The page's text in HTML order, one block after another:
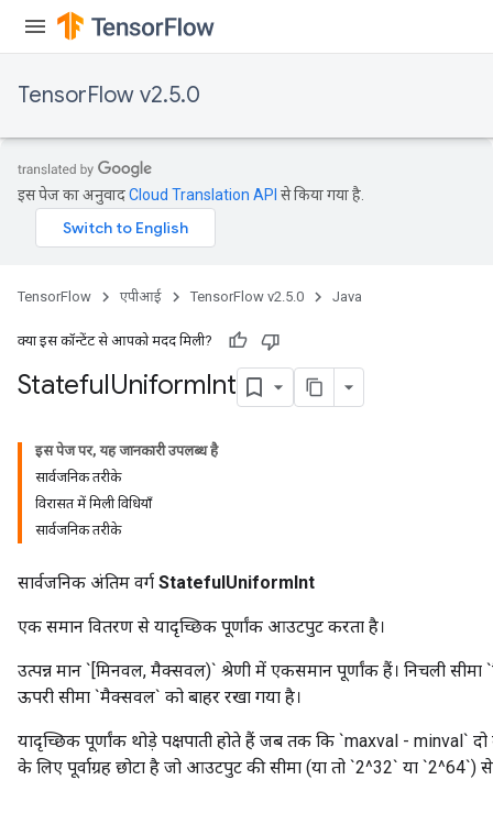
TensorFlow v2.5.0
इस पेज का अनुवादCloud Translation API से किया गया है.
TensorFlow एपीआई TensorFlow v2.5.0 Java
क्या इस कॉन्टेंट से आपको मदद मिली?
StatefulUniformInt
इस पेज पर, यह जानकारी उपलब्ध है
सार्वजनिक तरीके
विरासत में मिली विधियाँ
सार्वजनिक तरीके
सार्वजनिक अंतिम वर्ग StatefulUniformInt
एक समान वितरण से यादृच्छिक पूर्णांक आउटपुट करता है।
उत्पन्न मान `[मिनवल, मैक्सवल)` श्रेणी में एकसमान पूर्णांक हैं। निचली
ऊपरी सीमा `मैक्सवल` को बाहर रखा गया है।
यादृच्छिक पूर्णांक थोड़े पक्षपाती होते हैं जब तक कि `maxval - minval`
के लिए पूर्वाग्रह छोटा है जो आउटपुट की सीमा (या तो `2^32` या `2^64`)